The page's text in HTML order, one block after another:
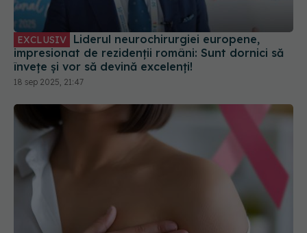
EXCLUSIV
impresionat de rezidenții români: Sunt dornici să
învețe și vor să devină excelenți!
18 sep 2025, 21:47